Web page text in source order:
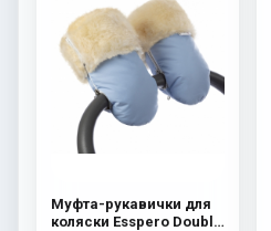
Муфта-рукавички для
коляски Esspero Double